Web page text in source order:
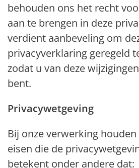
behouden ons het recht
aan te brengen in deze
verdient aanbeveling om
privacyverklaring geregeld
zodat u van deze
bent.
Privacywetgeving
Bij onze verwerking
eisen die de
betekent onder andere dat: